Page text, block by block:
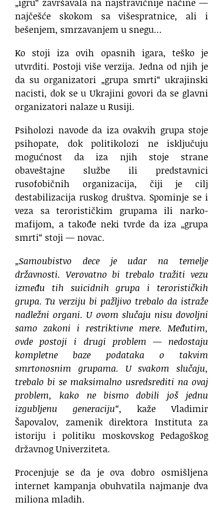
najčešće skokom sa višespratnice, ali i
bešenjem, smrzavanjem u snegu…
Ko stoji iza ovih opasnih igara, teško je
utvrditi. Postoji više verzija. Jedna od njih je
da su organizatori „grupa smrti“ ukrajinski
nacisti, dok se u Ukrajini govori da se glavni
organizatori nalaze u Rusiji.
Psiholozi navode da iza ovakvih grupa stoje
psihopate, dok politikolozi ne isključuju
mogućnost da iza njih stoje strane
obaveštajne službe ili predstavnici
rusofobičnih organizacija, čiji je cilj
destabilizacija ruskog društva. Spominje se i
veza sa terorističkim grupama ili narko-
mafijom, a takođe neki tvrde da iza „grupa
smrti“ stoji — novac.
„Samoubistvo dece je udar na temelje
državnosti. Verovatno bi trebalo tražiti vezu
između tih suicidnih grupa i terorističkih
grupa. Tu verziju bi pažljivo trebalo da istraže
nadležni organi. U ovom slučaju nisu dovoljni
samo zakoni i restriktivne mere. Međutim,
ovde postoji i drugi problem — nedostaju
kompletne baze podataka o takvim
smrtonosnim grupama. U svakom slučaju,
trebalo bi se maksimalno usredsrediti na ovaj
problem, kako ne bismo dobili još jednu
izgubljenu generaciju“, kaže Vladimir
Šapovalov, zamenik direktora Instituta za
istoriju i politiku moskovskog Pedagoškog
državnog Univerziteta.
Procenjuje se da je ova dobro osmišljena
internet kampanja obuhvatila najmanje dva
miliona mladih.